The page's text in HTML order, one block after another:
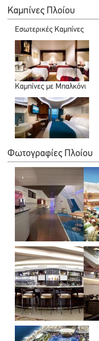
Καμπίνες Πλοίου
Εσωτερικές Καμπίνες
Καμπίνες με Μπαλκόνι
Φωτογραφίες Πλοίου